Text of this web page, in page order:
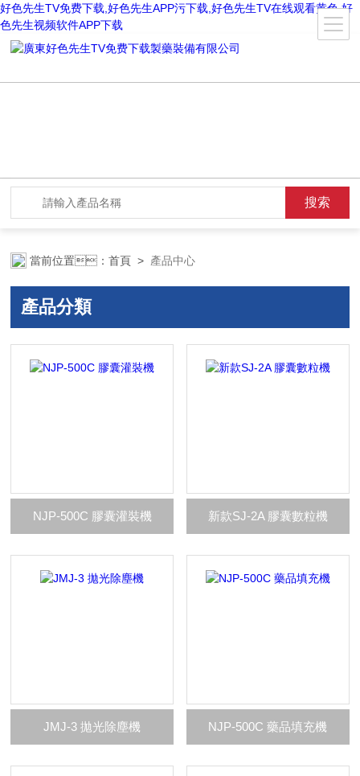
好色先生TV免费下载,好色先生APP污下载,好色先生TV在线观看黄色,好
色先生视频软件APP下载
當前位置：首頁 > 產品中心
產品分類
NJP-500C 膠囊灌裝機 新款SJ-2A 膠囊數粒機
JMJ-3 拋光除塵機 NJP-500C 藥品填充機